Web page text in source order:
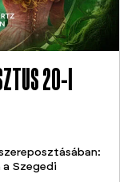
20-I
Szegedi